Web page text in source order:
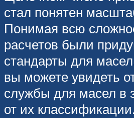
стал понятен
Понимая всю
расчетов были
стандарты для
вы можете увидеть
службы для масел в
от их классификации.